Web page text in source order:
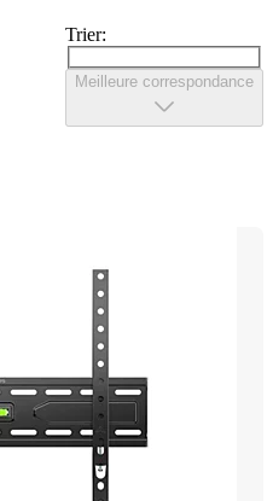
Trier:
Meilleure correspondance